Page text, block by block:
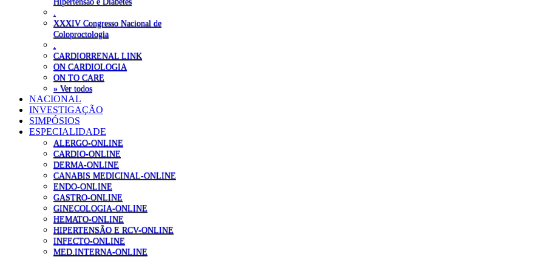
XXXIV Congresso Nacional de
Coloproctologia
CARDIORRENAL LINK
ON CARDIOLOGIA
ON TO CARE
» Ver todos
NACIONAL
INVESTIGAÇÃO
SIMPÓSIOS
ESPECIALIDADE
ALERGO-ONLINE
CARDIO-ONLINE
DERMA-ONLINE
CANABIS MEDICINAL-ONLINE
ENDO-ONLINE
GASTRO-ONLINE
GINECOLOGIA-ONLINE
HEMATO-ONLINE
HIPERTENSÃO E RCV-ONLINE
INFECTO-ONLINE
MED.INTERNA-ONLINE